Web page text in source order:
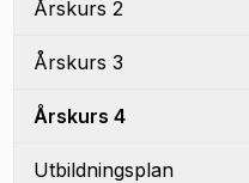
Årskurs 2
Årskurs 3
Årskurs 4
Utbildningsplan